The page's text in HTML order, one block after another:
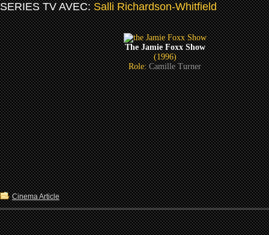
SERIES TV AVEC:Salli Richardson-Whitfield
The Jamie Foxx Show
(1996)
Role:Camille Turner
Cinema Article